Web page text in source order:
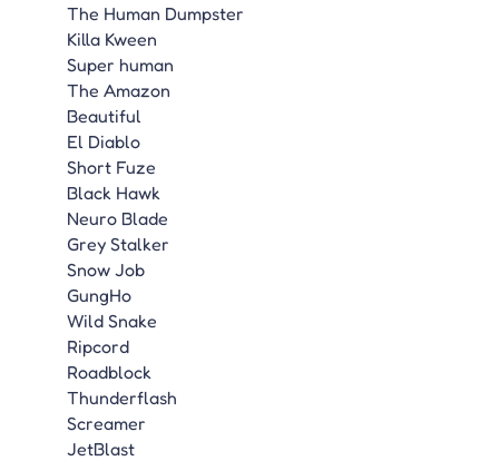
The Human Dumpster
Killa Kween
Super human
The Amazon
Beautiful
El Diablo
Short Fuze
Black Hawk
Neuro Blade
Grey Stalker
Snow Job
GungHo
Wild Snake
Ripcord
Roadblock
Thunderflash
Screamer
JetBlast